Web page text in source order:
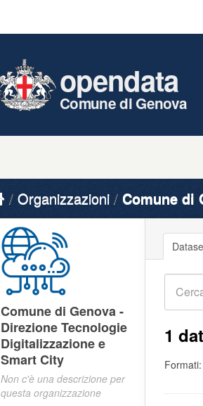
opendata
Comune di Genova
Organizzazioni Comune di
1
Formati:
Comune di Genova -
Direzione Tecnologie
Digitalizzazione e
Smart City
Non c'è una descrizione per
questa organizzazione